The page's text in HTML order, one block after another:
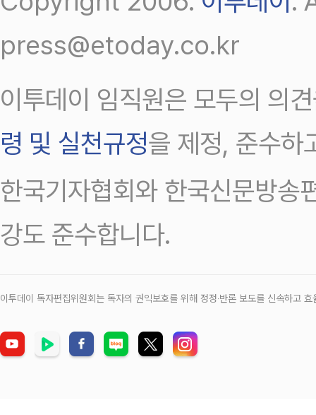
press@etoday.co.kr
이투데이 임직원은 모두의 의
령 및 실천규정을 제정, 준수하
한국기자협회와 한국신문방송
강도 준수합니다.
이투데이 독자편집위원회는 독자의 권익보호를 위해 정정‧반론 보도를 신속하고